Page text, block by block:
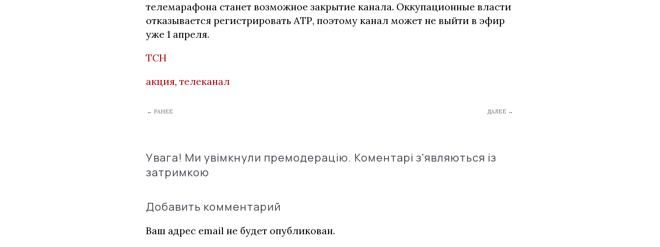
телемарафона станет возможное закрытие канала. Оккупационные власти
отказывается регистрировать АТР, поэтому канал может не выйти в эфир
уже 1 апреля.
ТСН
акция, телеканал
← РАНЕЕ ДАЛЕЕ →
Увага! Ми увімкнули премодерацію. Коментарі з'являються із
затримкою
Добавить комментарий
Ваш адрес email не будет опубликован.